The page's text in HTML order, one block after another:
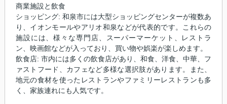
商業施設と飲食
ショッピング: 和泉市には大型ショッピングセンターが複数あ
り、イオンモールやアリオ和泉などが代表的です。これらの
施設には、様々な専門店、スーパーマーケット、レストラ
ン、映画館などが入っており、買い物や娯楽が楽しめます。
飲食店: 市内には多くの飲食店があり、和食、洋食、中華、フ
ァストフード、カフェなど多様な選択肢があります。また、
地元の食材を使ったレストランやファミリーレストランも多
く、家族連れにも人気です。